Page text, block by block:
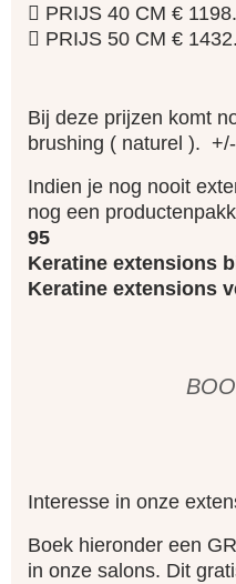
 PRIJS 40 CM €
 PRIJS 50 CM €
Bij deze prijzen komt
brushing ( naturel ). +/-
Indien je nog nooit
nog een
95
Keratine extensions
Keratine extensions
Interesse in onze
Boek hieronder een
in onze salons. Dit